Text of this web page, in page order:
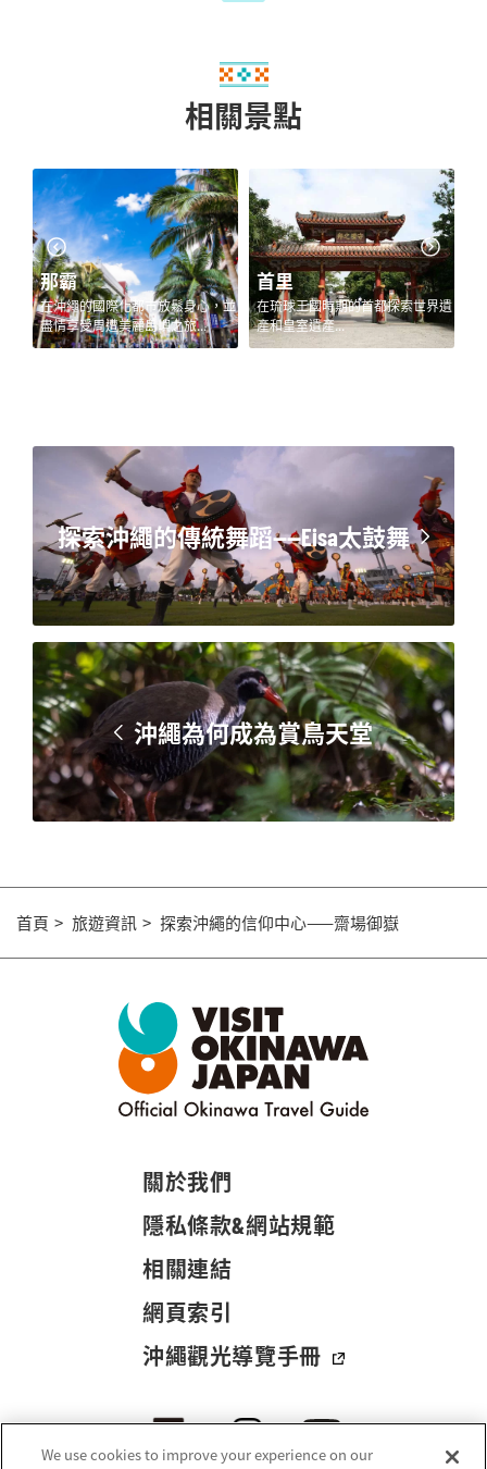
相關景點
首里
在琉球王國時期的首都探索世界遺
產和皇室遺產...
糸滿與南城
在沖繩南部探索琉球的聖地遺跡、
世界歷史和壯觀的石灰岩洞穴...
探索沖繩的傳統舞蹈——Eisa太鼓舞
沖繩為何成為賞鳥天堂
首頁 旅遊資訊 探索沖繩的信仰中心——齋場御嶽
關於我們
隱私條款&網站規範
相關連結
網頁索引
沖繩觀光導覽手冊
We use cookies to improve your experience on our